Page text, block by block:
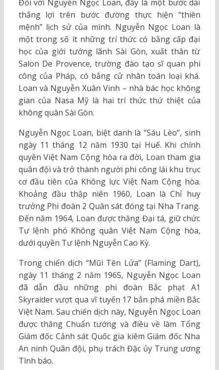
Đối với Nguyễn Ngọc Loan, đấy là một bước dài
thắng lợi trên bước đường thực hiện “thiên
mệnh” lịch sử của mình. Nguyễn Ngọc Loan là
một trong số ít những trí thức có bằng cấp đại
học của giới tướng lãnh Sài Gòn, xuất thân từ
Salon De Provence, trường đào tạo sĩ quan phi
công của Pháp, có bằng cử nhân toán loại khá.
Loan và Nguyễn Xuân Vinh – nhà bác học không
gian của Nasa Mỹ là hai trí thức thứ thiệt của
không quân Sài Gòn.
Nguyễn Ngọc Loan, biệt danh là “Sáu Lèo”, sinh
ngày 11 tháng 12 năm 1930 tại Huế. Khi chính
quyền Việt Nam Cộng hòa ra đời, Loan tham gia
quân đội và trở thành người phi công lái khu trục
cơ đầu tiên của Không lực Việt Nam Cộng hòa.
Khoảng đầu thập niên 1960, Loan là Chỉ huy
trưởng Phi đoàn 2 Quân sát đóng tại Nha Trang.
Đến năm 1964, Loan được thăng Đại tá, giữ chức
Tư lệnh phó Không quân Việt Nam Cộng hòa,
dưới quyền Tư lệnh Nguyễn Cao Kỳ.
Trong chiến dịch “Mũi Tên Lửa” (Flaming Dart),
ngày 11 tháng 2 năm 1965, Nguyễn Ngọc Loan
đã dẫn đầu những phi đoàn Bắc phạt A1
Skyraider vượt qua vĩ tuyến 17 bắn phá miền Bắc
Việt Nam. Sau chiến dịch này, Nguyễn Ngọc Loan
được thăng Chuẩn tướng và điều về làm Tổng
Giám đốc Cảnh sát Quốc gia kiêm Giám đốc Nha
An ninh Quân đội, phụ trách Đặc ủy Trung ương
Tình báo.